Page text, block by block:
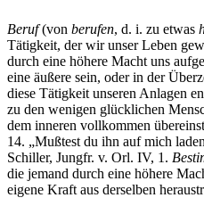
Beruf(von berufen, d. i. zu etwas
Tätigkeit, der wir unser Leben
durch eine höhere Macht uns
eine äußere sein, oder in der
diese Tätigkeit unseren Anlagen
zu den wenigen glücklichen
dem inneren vollkommen
14. „Mußtest du ihn auf mich
Schiller, Jungfr. v. Orl. IV, 1.
die jemand durch eine höhere
eigene Kraft aus derselben